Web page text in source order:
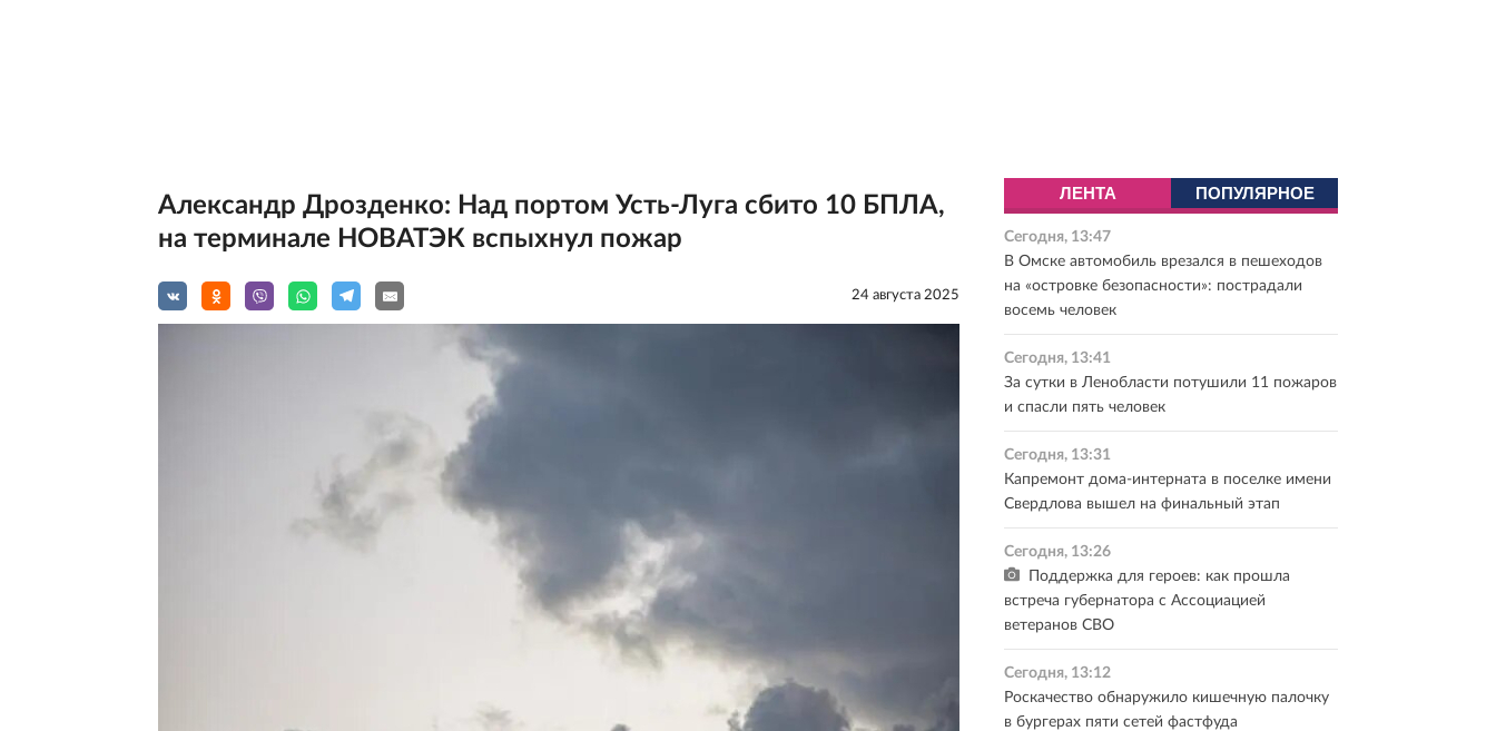
Александр Дрозденко: Над портом Усть-Луга сбито 10 БПЛА,
на терминале НОВАТЭК вспыхнул пожар
24 августа 2025
ЛЕНТА ПОПУЛЯРНОЕ
Сегодня, 13:47
В Омске автомобиль врезался в пешеходов
на «островке безопасности»: пострадали
восемь человек
Сегодня, 13:41
За сутки в Ленобласти потушили 11 пожаров
и спасли пять человек
Сегодня, 13:31
Капремонт дома-интерната в поселке имени
Свердлова вышел на финальный этап
Сегодня, 13:26
Поддержка для героев: как прошла
встреча губернатора с Ассоциацией
ветеранов СВО
Сегодня, 13:12
Роскачество обнаружило кишечную палочку
в бургерах пяти сетей фастфуда